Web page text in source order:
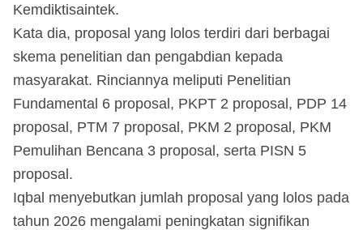
Kemdiktisaintek.
Kata dia, proposal yang lolos terdiri dari berbagai
skema penelitian dan pengabdian kepada
masyarakat. Rinciannya meliputi Penelitian
Fundamental 6 proposal, PKPT 2 proposal, PDP 14
proposal, PTM 7 proposal, PKM 2 proposal, PKM
Pemulihan Bencana 3 proposal, serta PISN 5
proposal.
Iqbal menyebutkan jumlah proposal yang lolos pada
tahun 2026 mengalami peningkatan signifikan